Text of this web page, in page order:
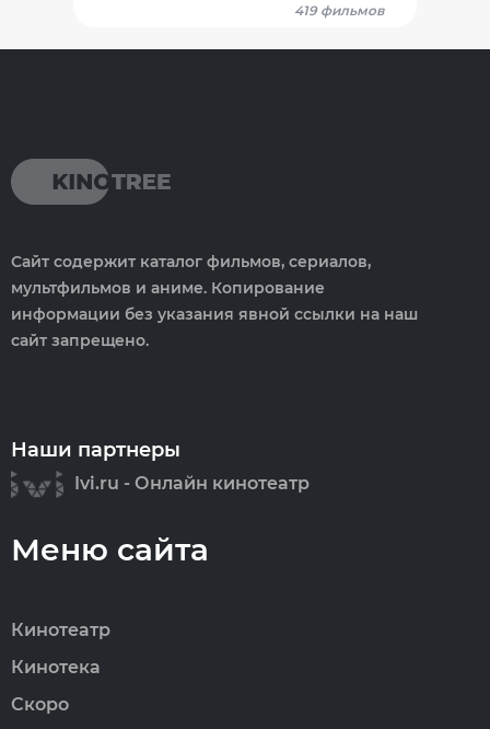
419 фильмов
Сайт содержит каталог фильмов, сериалов,
мультфильмов и аниме. Копирование
информации без указания явной ссылки на наш
сайт запрещено.
Наши партнеры
Ivi.ru - Онлайн кинотеатр
Меню сайта
Кинотеатр
Кинотека
Скоро